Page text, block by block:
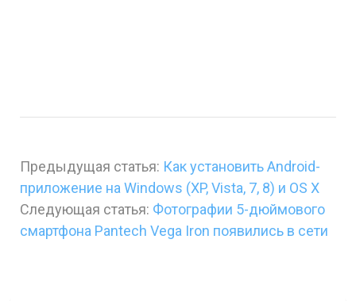
Предыдущая статья: Как установить Android-
приложение на Windows (XP, Vista, 7, 8) и OS X
Следующая статья: Фотографии 5-дюймового
смартфона Pantech Vega Iron появились в сети